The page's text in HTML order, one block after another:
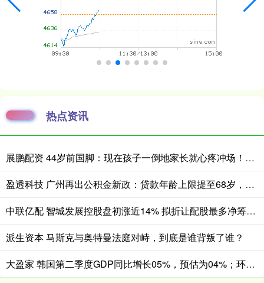
热点资讯
展鹏配资 44岁前国脚：现在孩子一倒地家长就心疼冲场！我当年直接抠对手脸
盈透科技 广州再出公积金新政：贷款年龄上限提至68岁，外国人也能贷
中联亿配 智城发展控股盘初涨近14% 拟折让配股最多净筹约950万港元
派生资本 马斯克与奥特曼法庭对峙，到底是谁背叛了谁？
大盈家 韩国第二季度GDP同比增长05%，预估为04%；环比增长06%，预估为05%